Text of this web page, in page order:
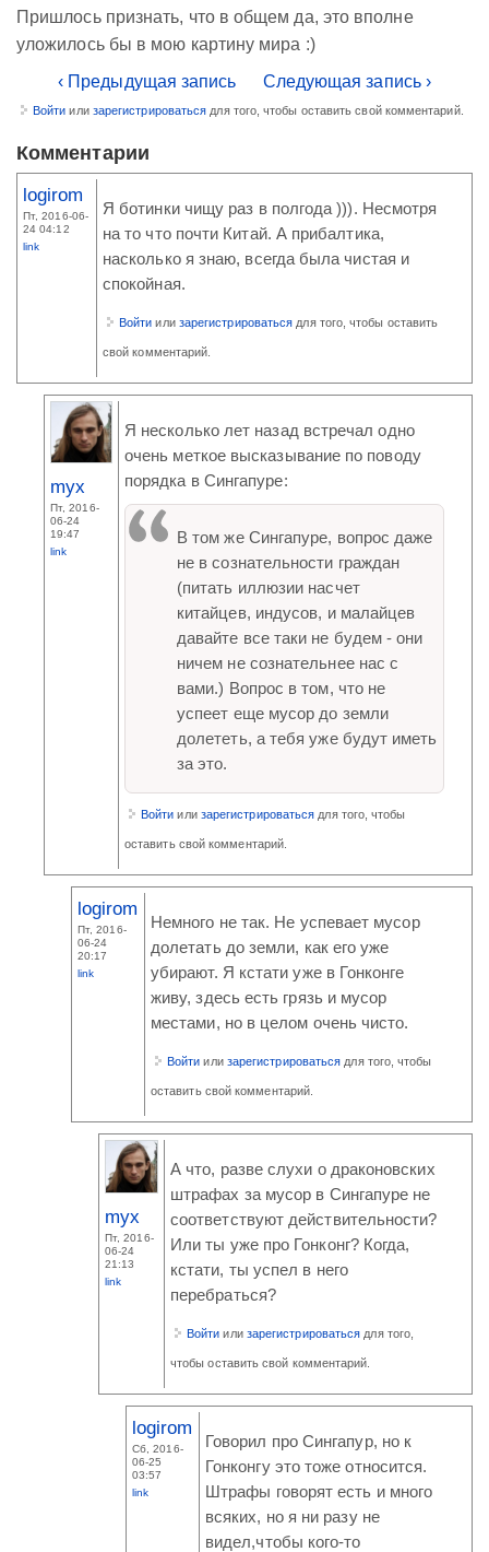
Пришлось признать, что в общем да, это вполне
уложилось бы в мою картину мира :)
‹ Предыдущая запись
Следующая запись ›
Войти или зарегистрироваться для того, чтобы оставить свой комментарий.
Комментарии
logirom
Пт, 2016-06-
24 04:12
link
Я ботинки чищу раз в полгода ))). Несмотря
на то что почти Китай. А прибалтика,
насколько я знаю, всегда была чистая и
спокойная.
Войти или зарегистрироваться для того, чтобы оставить
свой комментарий.
myx
Пт, 2016-
06-24
19:47
link
Я несколько лет назад встречал одно
очень меткое высказывание по поводу
порядка в Сингапуре:
В том же Сингапуре, вопрос даже
не в сознательности граждан
(питать иллюзии насчет
китайцев, индусов, и малайцев
давайте все таки не будем - они
ничем не сознательнее нас с
вами.) Вопрос в том, что не
успеет еще мусор до земли
долететь, а тебя уже будут иметь
за это.
Войти или зарегистрироваться для того, чтобы
оставить свой комментарий.
logirom
Пт, 2016-
06-24
20:17
link
Немного не так. Не успевает мусор
долетать до земли, как его уже
убирают. Я кстати уже в Гонконге
живу, здесь есть грязь и мусор
местами, но в целом очень чисто.
Войти или зарегистрироваться для того, чтобы
оставить свой комментарий.
myx
Пт, 2016-
06-24
21:13
link
А что, разве слухи о драконовских
штрафах за мусор в Сингапуре не
соответствуют действительности?
Или ты уже про Гонконг? Когда,
кстати, ты успел в него
перебраться?
Войти или зарегистрироваться для того,
чтобы оставить свой комментарий.
logirom
Сб, 2016-
06-25
03:57
link
Говорил про Сингапур, но к
Гонконгу это тоже относится.
Штрафы говорят есть и много
всяких, но я ни разу не
видел,чтобы кого-то